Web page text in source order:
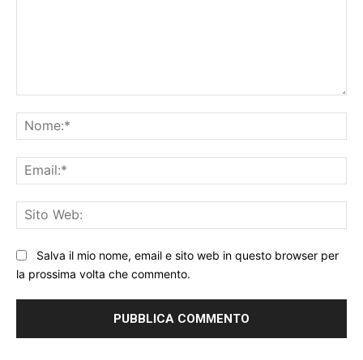
Salva il mio nome, email e sito web in questo browser per
la prossima volta che commento.